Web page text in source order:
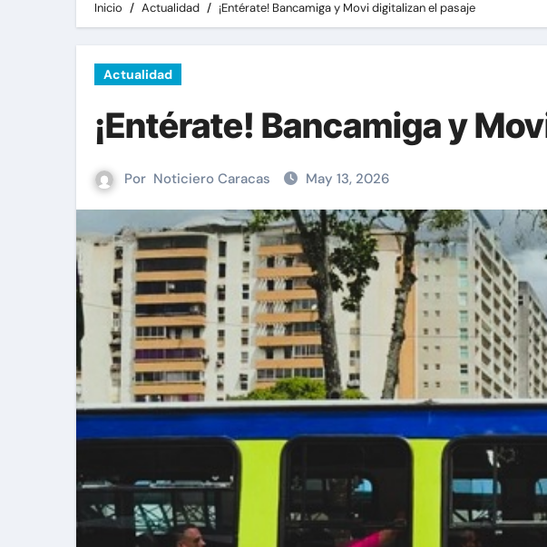
Inicio Actualidad ¡Entérate! Bancamiga y Movi digitalizan el pasaje
Actualidad
¡Entérate! Bancamiga y
Por Noticiero Caracas May 13, 2026